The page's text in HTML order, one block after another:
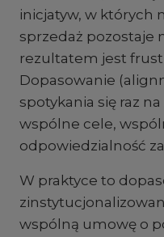
inicjatyw, w których
sprzedaż pozostaje
rezultatem jest
Dopasowanie
spotykania się raz na
wspólne cele,
odpowiedzialność
W praktyce to
wspólną umowę o